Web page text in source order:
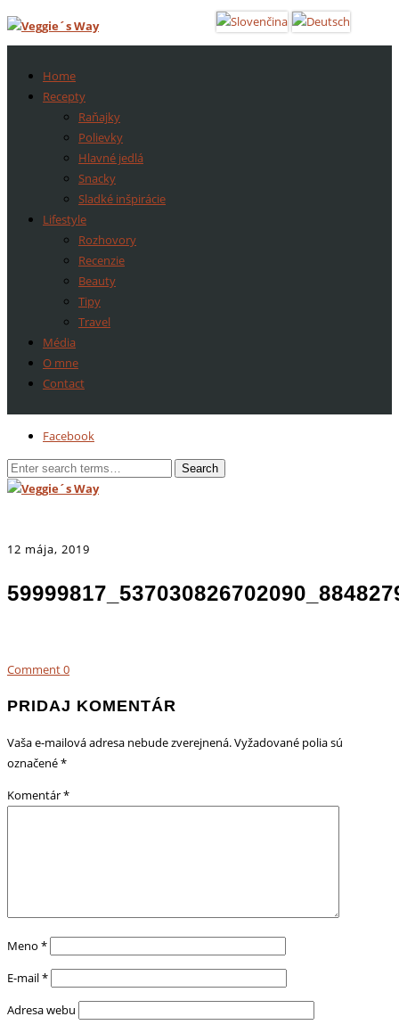
Home
Recepty
Raňajky
Polievky
Hlavné jedlá
Snacky
Sladké inšpirácie
Lifestyle
Rozhovory
Recenzie
Beauty
Tipy
Travel
Média
O mne
Contact
Facebook
12 mája, 2019
Comment0
PRIDAJ KOMENTÁR
Vaša e-mailová adresa nebude zverejnená.Vyžadované polia sú
označené*
Komentár*
Meno *
E-mail*
Adresa webu